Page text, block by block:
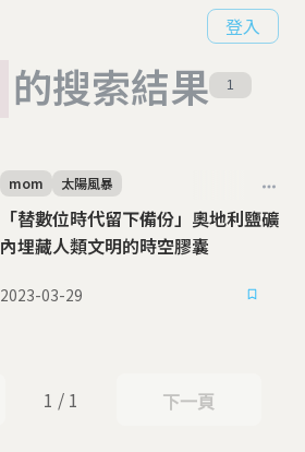
登入
的搜索結果 1
「替數位時代留下備份」奧地利鹽礦
內埋藏人類文明的時空膠囊
mom 太陽風暴
2023-03-29
1 / 1 下一頁
下一頁